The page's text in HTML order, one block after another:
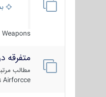
متفرقه
مطالب
Airforcce